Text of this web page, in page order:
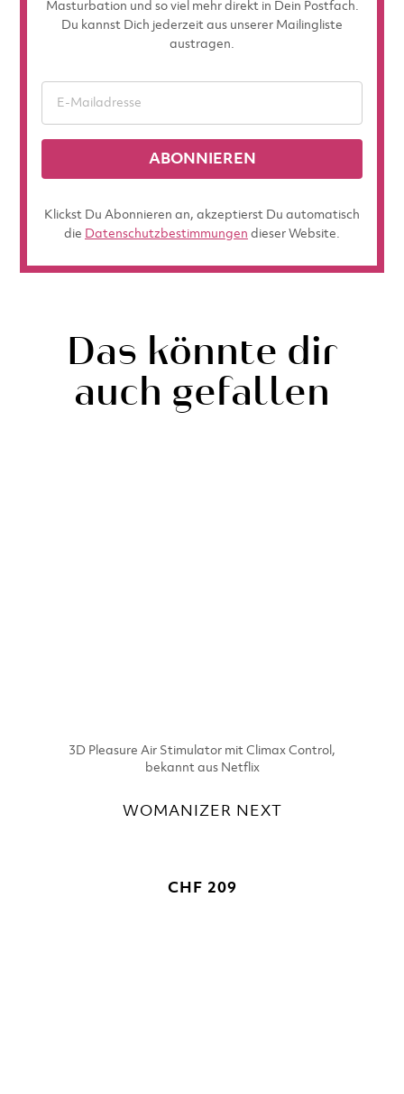
Masturbation und so viel mehr direkt in Dein Postfach.
Du kannst Dich jederzeit aus unserer Mailingliste
austragen.
ABONNIEREN
Klickst Du Abonnieren an, akzeptierst Du automatisch
die Datenschutzbestimmungen dieser Website.
Das könnte dir
auch gefallen
WOMANIZER NEXT
3D Pleasure Air Stimulator mit Climax Control,
bekannt aus Netflix
CHF 209